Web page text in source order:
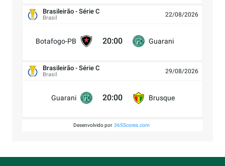
Brasileirão - Série C
Brasil 22/08/2026
Botafogo-PB 20:00 Guarani
Brasileirão - Série C
Brasil 29/08/2026
Guarani 20:00 Brusque
Desenvolvido por 365Scores.com